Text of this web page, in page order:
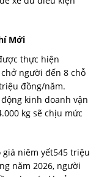
Mới
thực hiện
người đến 8 chỗ
đồng/năm.
kinh doanh vận
kg sẽ chịu mức
giá niêm yết545 triệu
năm 2026, người